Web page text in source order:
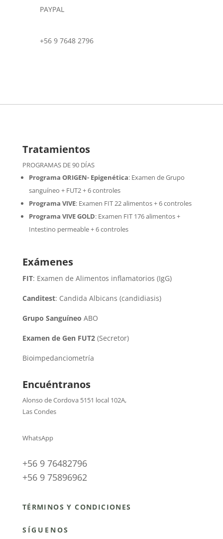
PAYPAL
+56 9 7648 2796
Tratamientos
PROGRAMAS DE 90 DÍAS
Programa ORIGEN- Epigenética:Examen de Grupo
sanguíneo + FUT2 + 6 controles
Programa VIVE: Examen FIT 22 alimentos + 6 controles
Programa VIVE GOLD: Examen FIT 176 alimentos +
Intestino permeable + 6 controles
Exámenes
FIT: Examen de Alimentos inflamatorios (IgG)
Canditest: Candida Albicans (candidiasis)
Grupo Sanguíneo ABO
Examen de Gen FUT2(Secretor)
Bioimpedanciometría
Encuéntranos
Alonso de Cordova 5151 local 102A,
Las Condes
WhatsApp
+56 9 76482796
+56 9 75896962
TÉRMINOS Y CONDICIONES
SÍGUENOS